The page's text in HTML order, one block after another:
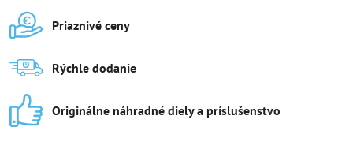
Priaznivé ceny
Rýchle dodanie
Originálne náhradné diely a príslušenstvo